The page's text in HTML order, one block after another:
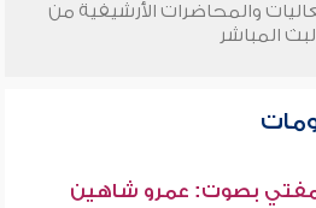
والمحاضرات الأرشيفية من
المباشر
بصوت: عمرو شاهين